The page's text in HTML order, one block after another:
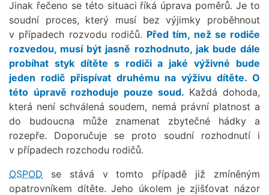
Jinak řečeno se této situaci říká úprava poměrů. Je to
soudní proces, který musí bez výjimky proběhnout
v případech rozvodu rodičů. Před tím, než se rodiče
rozvedou, musí být jasně rozhodnuto, jak bude dále
probíhat styk dítěte s rodiči a jaké výživné bude
jeden rodič přispívat druhému na výživu dítěte. O
této úpravě rozhoduje pouze soud. Každá dohoda,
která není schválená soudem, nemá právní platnost a
do budoucna může znamenat zbytečné hádky a
rozepře. Doporučuje se proto soudní rozhodnutí i
v případech rozchodu rodičů.
OSPOD se stává v tomto případě již zmíněným
opatrovníkem dítěte. Jeho úkolem je zjišťovat názor